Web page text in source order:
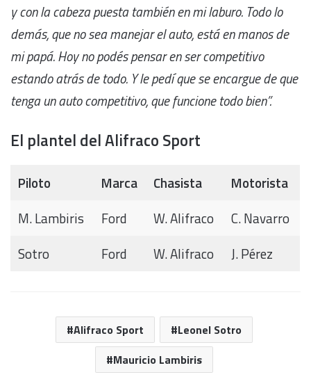
y con la cabeza puesta también en mi laburo. Todo lo
demás, que no sea manejar el auto, está en manos de
mi papá. Hoy no podés pensar en ser competitivo
estando atrás de todo. Y le pedí que se encargue de que
tenga un auto competitivo, que funcione todo bien”.
El plantel del Alifraco Sport
Piloto Marca Chasista
Motorista
M. Lambiris
Ford W. Alifraco
C. Navarro
Sotro
Ford W. Alifraco J. Pérez
Alifraco Sport
Leonel Sotro
Mauricio Lambiris